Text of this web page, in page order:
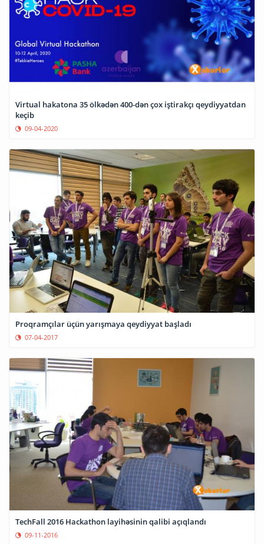
Virtual hakatona 35 ölkədən 400-dən çox iştirakçı qeydiyyatdan
keçib
09-04-2020
Proqramçılar üçün yarışmaya qeydiyyat başladı
07-04-2017
TechFall 2016 Hackathon layihəsinin qalibi açıqlandı
09-11-2016